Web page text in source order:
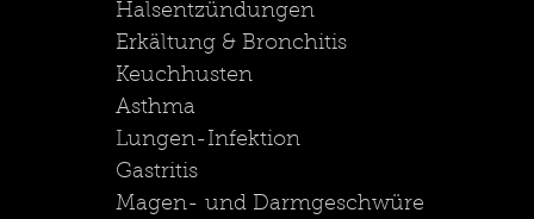
Halsentzündungen
Erkältung & Bronchitis
Keuchhusten
Asthma
Lungen-Infektion
Gastritis
Magen- und Darmgeschwüre